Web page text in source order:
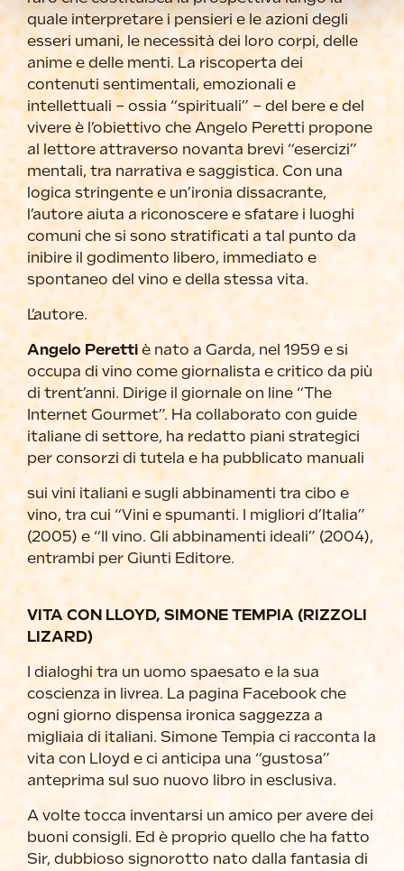
quale interpretare i pensieri e le azioni degli
esseri umani, le necessità dei loro corpi, delle
anime e delle menti. La riscoperta dei
contenuti sentimentali, emozionali e
intellettuali – ossia “spirituali” – del bere e del
vivere è l’obiettivo che Angelo Peretti propone
al lettore attraverso novanta brevi “esercizi”
mentali, tra narrativa e saggistica. Con una
logica stringente e un’ironia dissacrante,
l’autore aiuta a riconoscere e sfatare i luoghi
comuni che si sono stratificati a tal punto da
inibire il godimento libero, immediato e
spontaneo del vino e della stessa vita.
L’autore.
Angelo Peretti è nato a Garda, nel 1959 e si
occupa di vino come giornalista e critico da più
di trent’anni. Dirige il giornale on line “The
Internet Gourmet”. Ha collaborato con guide
italiane di settore, ha redatto piani strategici
per consorzi di tutela e ha pubblicato manuali
sui vini italiani e sugli abbinamenti tra cibo e
vino, tra cui “Vini e spumanti. I migliori d’Italia”
(2005) e “Il vino. Gli abbinamenti ideali” (2004),
entrambi per Giunti Editore.
VITA CON LLOYD, SIMONE TEMPIA (RIZZOLI
LIZARD)
I dialoghi tra un uomo spaesato e la sua
coscienza in livrea. La pagina Facebook che
ogni giorno dispensa ironica saggezza a
migliaia di italiani. Simone Tempia ci racconta la
vita con Lloyd e ci anticipa una “gustosa”
anteprima sul suo nuovo libro in esclusiva.
A volte tocca inventarsi un amico per avere dei
buoni consigli. Ed è proprio quello che ha fatto
Sir, dubbioso signorotto nato dalla fantasia di